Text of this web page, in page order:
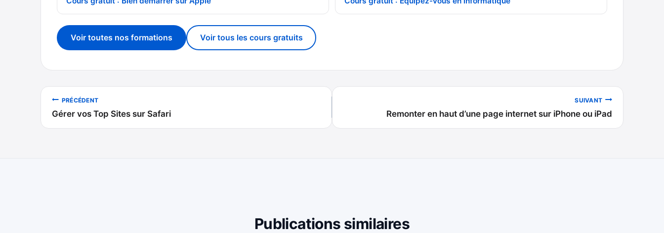
Voir toutes nos formations Voir tous les cours gratuits
Navigation
de
PRÉCÉDENT
Gérer vos Top Sites sur Safari
SUIVANT
Remonter en haut d’une page internet sur iPhone ou iPad
Publications similaires